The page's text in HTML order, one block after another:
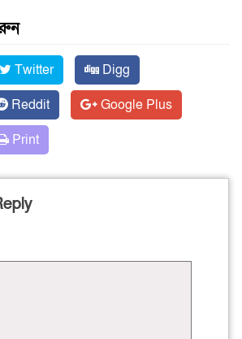
Twitter
Digg
Reddit
Google Plus
Print